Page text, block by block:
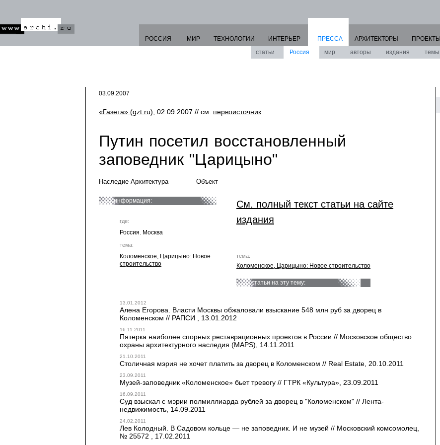
РОССИЯ МИР ТЕХНОЛОГИИ ИНТЕРЬЕР
ПРЕССА
статьи
Россия мир авторы издания темы
АРХИТЕКТОРЫ ПРОЕКТЫ
03.09.2007
«Газета» (gzt.ru) , 02.09.2007 // см. первоисточник
Путин посетил восстановленный
заповедник "Царицыно"
Наследие Архитектура Объект
информация:
где:
Россия. Москва
тема:
Коломенское, Царицыно: Новое
строительство
См. полный текст статьи на сайте
издания
тема:
Коломенское, Царицыно: Новое строительство
статьи на эту тему:
13.01.2012
Алена Егорова. Власти Москвы обжаловали взыскание 548 млн руб за дворец в
Коломенском // РАПСИ , 13.01.2012
16.11.2011
Пятерка наиболее спорных реставрационных проектов в России // Московское общество
охраны архитектурного наследия (MAPS), 14.11.2011
21.10.2011
Столичная мэрия не хочет платить за дворец в Коломенском // Real Estate, 20.10.2011
23.09.2011
Музей-заповедник «Коломенское» бьет тревогу // ГТРК «Культура», 23.09.2011
16.09.2011
Суд взыскал с мэрии полмиллиарда рублей за дворец в "Коломенском" // Лента-
недвижимость, 14.09.2011
24.02.2011
Лев Колодный. В Садовом кольце — не заповедник. И не музей // Московский комсомолец,
№ 25572 , 17.02.2011